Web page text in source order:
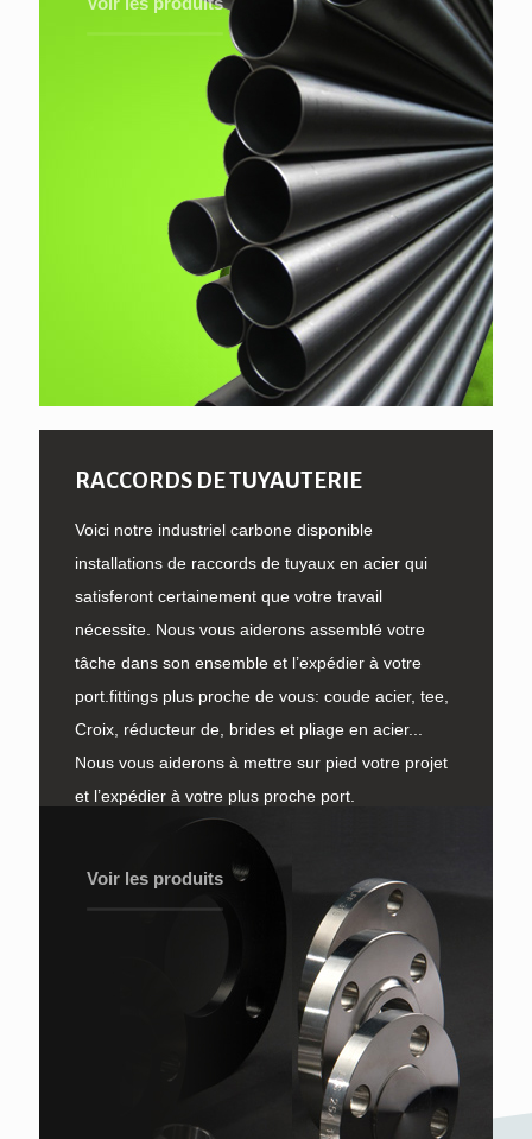
RACCORDS DE TUYAUTERIE
Voici notre industriel carbone disponible
installations de raccords de tuyaux en acier qui
satisferont certainement que votre travail
nécessite. Nous vous aiderons assemblé votre
tâche dans son ensemble et l’expédier à votre
port.fittings plus proche de vous: coude acier, tee,
Croix, réducteur de, brides et pliage en acier...
Nous vous aiderons à mettre sur pied votre projet
et l’expédier à votre plus proche port.
Voir les produits